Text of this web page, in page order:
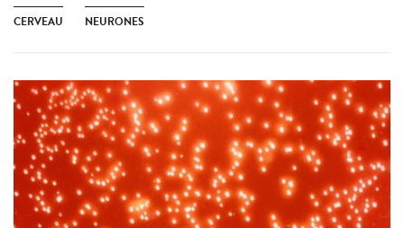
CERVEAU NEURONES